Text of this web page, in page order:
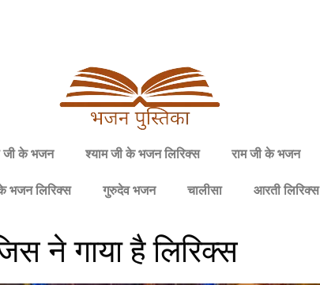
जी के भजन श्याम जी के भजन लिरिक्स राम जी के भजन
भजन लिरिक्स गुरुदेव भजन चालीसा आरती लिरिक्स
ने गाया है लिरिक्स